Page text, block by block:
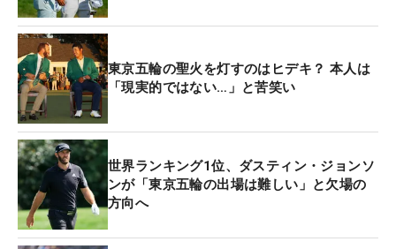
東京五輪の聖火を灯すのはヒデキ？ 本人は
「現実的ではない…」と苦笑い
世界ランキング1位、ダスティン・ジョンソ
ンが「東京五輪の出場は難しい」と欠場の
方向へ